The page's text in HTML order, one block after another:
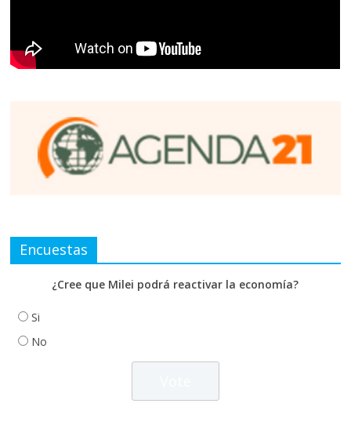
Encuestas
¿Cree que Milei podrá reactivar la economía?
Si
No